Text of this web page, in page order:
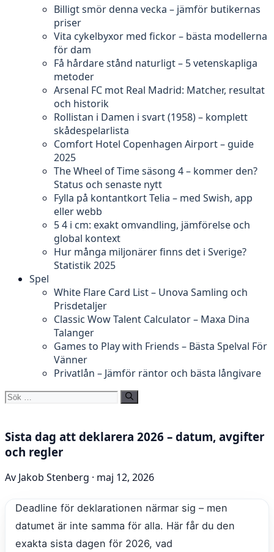
Billigt smör denna vecka – jämför butikernas
priser
Vita cykelbyxor med fickor – bästa modellerna
för dam
Få hårdare stånd naturligt – 5 vetenskapliga
metoder
Arsenal FC mot Real Madrid: Matcher, resultat
och historik
Rollistan i Damen i svart (1958) – komplett
skådespelarlista
Comfort Hotel Copenhagen Airport – guide
2025
The Wheel of Time säsong 4 – kommer den?
Status och senaste nytt
Fylla på kontantkort Telia – med Swish, app
eller webb
5 4 i cm: exakt omvandling, jämförelse och
global kontext
Hur många miljonärer finns det i Sverige?
Statistik 2025
Spel
White Flare Card List – Unova Samling och
Prisdetaljer
Classic Wow Talent Calculator – Maxa Dina
Talanger
Games to Play with Friends – Bästa Spelval För
Vänner
Privatlån – Jämför räntor och bästa långivare
Sök
Sista dag att deklarera 2026 – datum, avgifter
och regler
Av Jakob Stenberg · maj 12, 2026
Deadline för deklarationen närmar sig – men
datumet är inte samma för alla. Här får du den
exakta sista dagen för 2026, vad